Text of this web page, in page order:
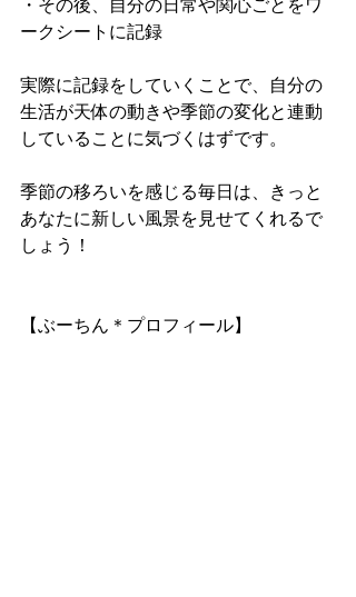
・その後、自分の日常や関心ごとをワ
ークシートに記録
実際に記録をしていくことで、自分の
生活が天体の動きや季節の変化と連動
していることに気づくはずです。
季節の移ろいを感じる毎日は、きっと
あなたに新しい風景を見せてくれるで
しょう！
【ぶーちん＊プロフィール】